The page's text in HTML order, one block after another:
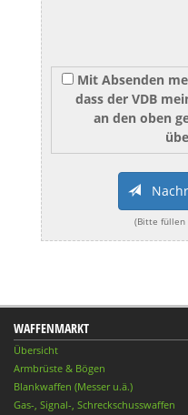
Mit Absenden
dass der VDB
an den oben
(Bitte füllen
WAFFENMARKT
Übersicht
Armbrüste & Bögen
Blankwaffen (Messer u.ä.)
Gas-, Signal-, Schreckschusswaffen